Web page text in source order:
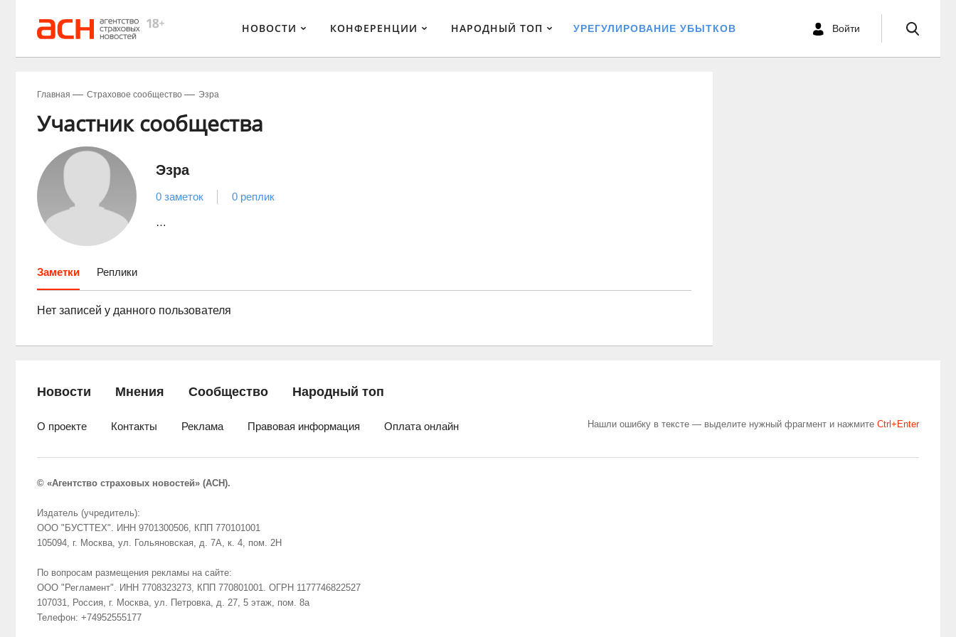
НОВОСТИ КОНФЕРЕНЦИИ НАРОДНЫЙ ТОП УРЕГУЛИРОВАНИЕ УБЫТКОВ Войти
Главная Страховое сообщество Эзра
Участник сообщества
Эзра
0 заметок 0 реплик
…
Заметки Реплики
Нет записей у данного пользователя
Новости Мнения Сообщество Народный топ
О проекте Контакты Реклама Правовая информация Оплата онлайн Нашли ошибку в тексте — выделите нужный фрагмент и нажмите Сtrl+Enter
© «Агентство страховых новостей» (АСН).
Издатель (учредитель):
ООО "БУСТТЕХ". ИНН 9701300506, КПП 770101001
105094, г. Москва, ул. Гольяновская, д. 7А, к. 4, пом. 2Н
По вопросам размещения рекламы на сайте:
ООО "Регламент". ИНН 7708323273, КПП 770801001. ОГРН 1177746822527
107031, Россия, г. Москва, ул. Петровка, д. 27, 5 этаж, пом. 8а
Телефон: +74952555177